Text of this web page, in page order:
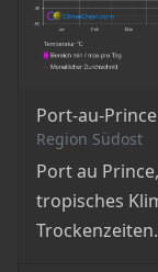
Port-au-Prince
Region Südost
Port au
tropisches
Trockenzeiten.